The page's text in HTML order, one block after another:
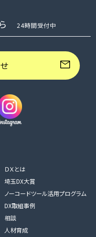
24時間受付中
ＤＸとは
埼玉DX大賞
ノーコードツール活用プログラム
DX取組事例
相談
人材育成